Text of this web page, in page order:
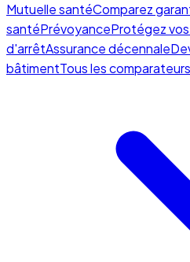
Mutuelle santéComparez
santéPrévoyanceProtégez
d'arrêtAssurance décennale
bâtimentTous les comparateurs